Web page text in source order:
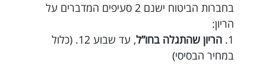
בחברות הביטוח ישנם 2 סעיפים המדברים על
הריון:
1. הריון שהתגלה בחו”ל
, עד שבוע 12. (כלול
במחיר הבסיסי)